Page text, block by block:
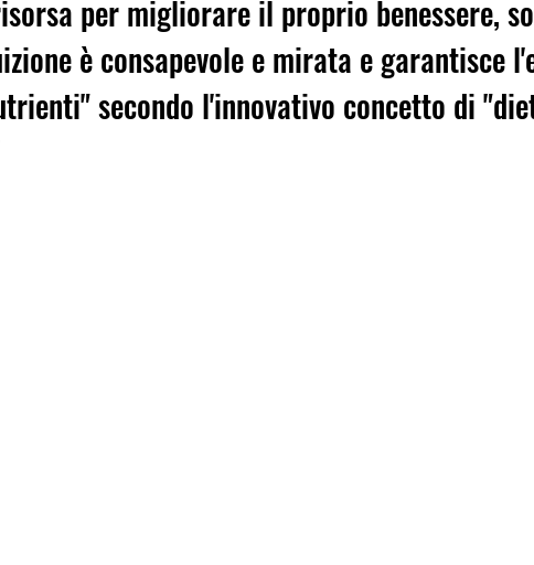
per migliorare il proprio benessere,
è consapevole e mirata e garantisce
secondo l'innovativo concetto di